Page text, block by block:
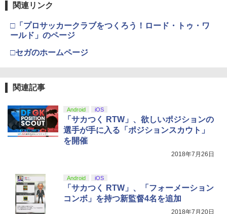
【セット商品】Minecraft ぷっくりっ
たいシール クリーパー＆エンダーマン
ノコエアホッケー
￥1,254
コ、はい、どうぞ!の段～【Blu-ray】 [
5
劇場版「鬼滅の刃」無限城編 第一章 猗
窩座再来(完全生産限定版)【Blu-ray】 [
吾峠呼世晴 ]
5
ニンテンドープリペイド番号 5000円|オ
ンラインコード版
￥11,849
5
【純正品】DualSense ワイヤレスコン
トローラー(CFI-ZCT2J)
4
【純正品】Xbox 充電式バッテリー + US
5
【純正品】Xbox ワイヤレス コントロー
ラー (カーボンブラック)
劇場版「鬼滅の刃」無限城編 第一章 猗
￥3,523
窩座再来 完全生産限定版 [Blu-ray]
￥8,698
5
第三章 蛇神 (オリジナル特典:オリジナル
巾着＋メーカー特典:【坤と離】二振りの
剣、十翼より来たる！スタジオ描き下ろ
関連リンク
□「プロサッカークラブをつくろう！ロード・トゥ・ワ
ールド」のページ
□セガのホームページ
関連記事
Android iOS
「サカつく RTW」、欲しいポジションの
選手が手に入る「ポジションスカウト」
を開催
2018年7月26日
Android iOS
「サカつく RTW」、「フォーメーション
コンボ」を持つ新監督4名を追加
2018年7月20日